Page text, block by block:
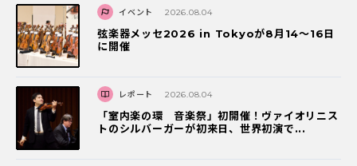
イベント 2026.08.04
弦楽器メッセ2026 in Tokyoが8月14～16日
に開催
レポート 2026.08.04
「室内楽の環 音楽祭」初開催！ヴァイオリニス
トのシルバーガーが初来日、世界初演で...